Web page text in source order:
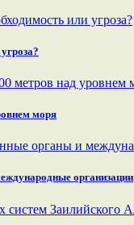
моря
организации